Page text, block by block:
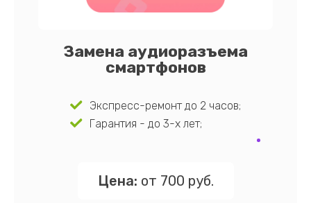
Замена аудиоразъема
смартфонов
Экспресс-ремонт до 2 часов;
Гарантия - до 3-х лет;
Цена: от 700 руб.